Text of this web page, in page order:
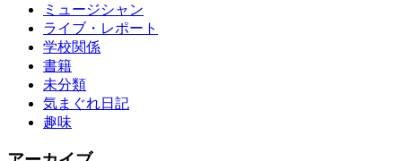
ミュージシャン
ライブ・レポート
学校関係
書籍
未分類
気まぐれ日記
趣味